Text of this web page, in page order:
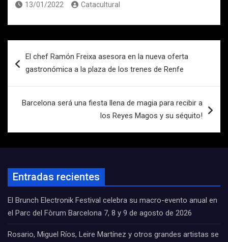
13/01/2022 Catacultural
de
El chef Ramón Freixa asesora en la nueva oferta
gastronómica a la plaza de los trenes de Renfe
Barcelona será una fiesta llena de magia para recibir a
los Reyes Magos y su séquito!
Entradas recientes
El Brunch Electronik Festival celebra su macro-evento anual en
el Parc del Fòrum Barcelona 7, 8 y 9 de agosto de 2026
Rosario, Miguel Ríos, Leire Martínez y otros grandes artistas se